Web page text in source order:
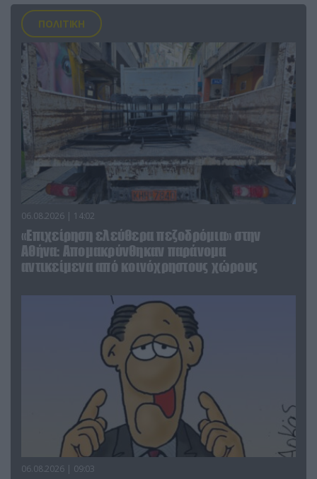
ΠΟΛΙΤΙΚΗ
06.08.2026 | 14:02
«Επιχείρηση ελεύθερα πεζοδρόμια» στην
Αθήνα: Απομακρύνθηκαν παράνομα
αντικείμενα από κοινόχρηστους χώρους
06.08.2026 | 09:03